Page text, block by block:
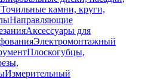
Точильные камни, круги,
Направляющие
Аксессуары для
Электромонтажный
Плоскогубцы,
Измерительный